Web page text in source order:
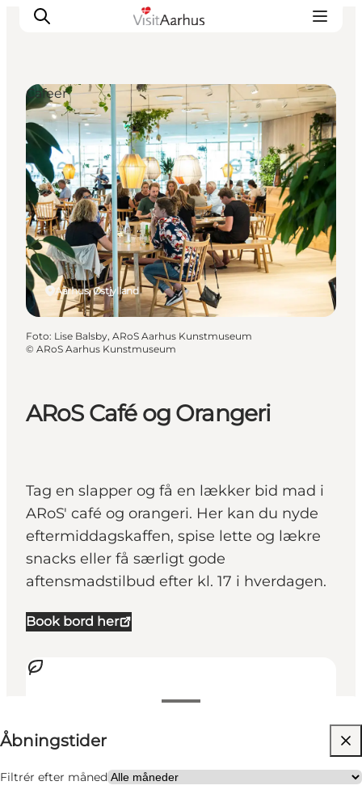
Oplevelser
Kalender
Byer og steder
Planlæg ferien
Transport
ARoS Café og Orangeri
Tag en slapper og få en lækker bid mad i
ARoS' café og orangeri. Her kan du nyde
eftermiddagskaffen, spise lette og lækre
snacks eller få særligt gode
aftensmadstilbud efter kl. 17 i hverdagen.
Book bord her
Åbningstider
Filtrér efter måned
Besøg hjemmeside
Børn
Aarhus, Østjylland
Cafeer
Foto: Lise Balsby, ARoS Aarhus Kunstmuseum
© ARoS Aarhus Kunstmuseum